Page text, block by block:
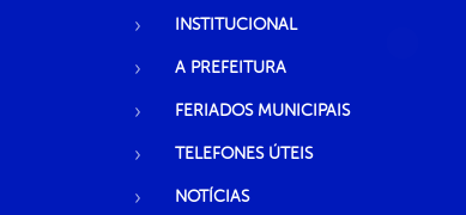
INSTITUCIONAL
A PREFEITURA
FERIADOS MUNICIPAIS
TELEFONES ÚTEIS
NOTÍCIAS